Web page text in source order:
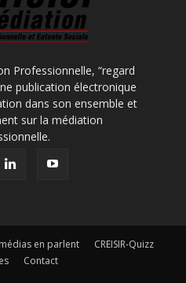
Professionnelle, “regard
publication électronique
dans son ensemble et
sur la médiation
en parlent
CREISIR-Quizz
Contact